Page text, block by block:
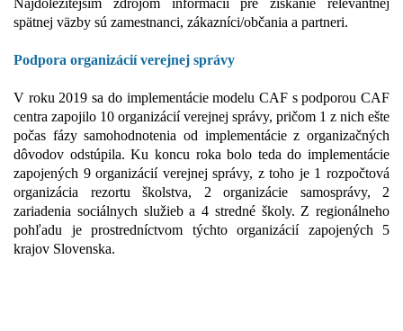
Najdôležitejším zdrojom informácií pre získanie relevantnej
spätnej väzby sú zamestnanci, zákazníci/občania a partneri.
Podpora organizácií verejnej správy
V roku 2019 sa do implementácie modelu CAF s podporou CAF
centra zapojilo 10 organizácií verejnej správy, pričom 1 z nich ešte
počas fázy samohodnotenia od implementácie z organizačných
dôvodov odstúpila. Ku koncu roka bolo teda do implementácie
zapojených 9 organizácií verejnej správy, z toho je 1 rozpočtová
organizácia rezortu školstva, 2 organizácie samosprávy, 2
zariadenia sociálnych služieb a 4 stredné školy. Z regionálneho
pohľadu je prostredníctvom týchto organizácií zapojených 5
krajov Slovenska.